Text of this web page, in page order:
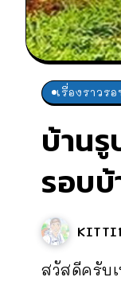
เรื่องราวร
บ้าน
รอบบ้
สวัสดีครับ